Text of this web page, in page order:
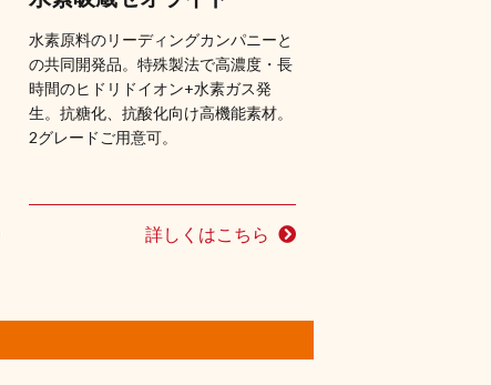
水素原料のリーディングカンパニーと
の共同開発品。特殊製法で高濃度・長
時間のヒドリドイオン+水素ガス発
生。抗糖化、抗酸化向け高機能素材。
2グレードご用意可。
詳しくはこちら